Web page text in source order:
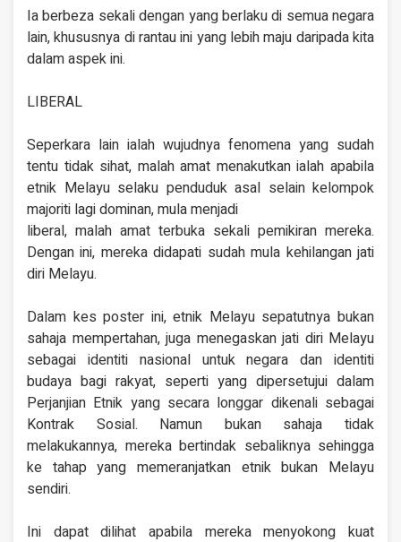
Ia berbeza sekali dengan yang berlaku di semua negara
lain, khususnya di rantau ini yang lebih maju daripada kita
dalam aspek ini.
LIBERAL
Seperkara lain ialah wujudnya fenomena yang sudah
tentu tidak sihat, malah amat menakutkan ialah apabila
etnik Melayu selaku penduduk asal selain kelompok
majoriti lagi dominan, mula menjadi
liberal, malah amat terbuka sekali pemikiran mereka.
Dengan ini, mereka didapati sudah mula kehilangan jati
diri Melayu.
Dalam kes poster ini, etnik Melayu sepatutnya bukan
sahaja mempertahan, juga menegaskan jati diri Melayu
sebagai identiti nasional untuk negara dan identiti
budaya bagi rakyat, seperti yang dipersetujui dalam
Perjanjian Etnik yang secara longgar dikenali sebagai
Kontrak Sosial. Namun bukan sahaja tidak
melakukannya, mereka bertindak sebaliknya sehingga
ke tahap yang memeranjatkan etnik bukan Melayu
sendiri.
Ini dapat dilihat apabila mereka menyokong kuat